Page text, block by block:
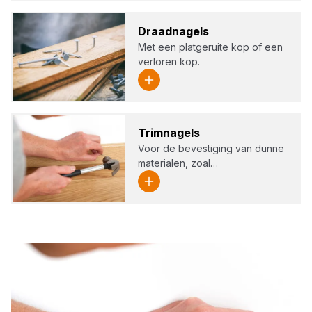
Draad­na­gels
Met een platgeruite kop of een
verloren kop.
Trim­na­gels
Voor de bevestiging van dunne
materialen, zoal…